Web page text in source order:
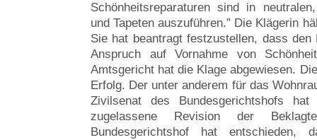
Schönheitsreparaturen sind in
und Tapeten auszuführen.” Die Klägerin
Sie hat beantragt festzustellen, dass
Anspruch auf Vornahme von
Amtsgericht hat die Klage abgewiesen.
Erfolg. Der unter anderem für das
Zivilsenat des Bundesgerichtshofs
zugelassene Revision der
Bundesgerichtshof hat entschieden,